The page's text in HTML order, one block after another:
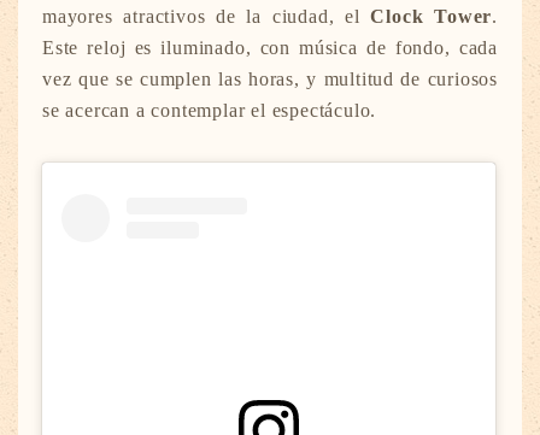
mayores atractivos de la ciudad, elClock Tower.
Este reloj es iluminado, con música de fondo, cada
vez que se cumplen las horas, y multitud de curiosos
se acercan a contemplar el espectáculo.